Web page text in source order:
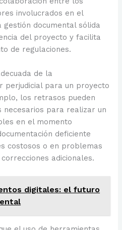
involucrados en el
documental sólida
del proyecto y facilita
de regulaciones.
de la
perjudicial para un proyecto
los retrasos pueden
necesarios para realizar un
en el momento
deficiente
costosos o en problemas
adicionales.
digitales: el futuro